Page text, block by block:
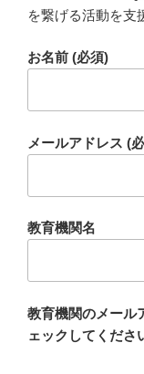
を繋げる活動を支
お名前 (必須)
メールアドレス (
教育機関名
教育機関のメール
ェックしてくださ